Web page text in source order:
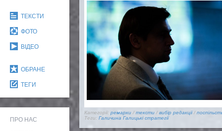
ТЕКСТИ
ФОТО
ВІДЕО
ОБРАНЕ
ТЕГИ
ПРО НАС
Категорії: ремарки / тексти / вибір редакції/
Теги: Галичина Галицькі стратегії